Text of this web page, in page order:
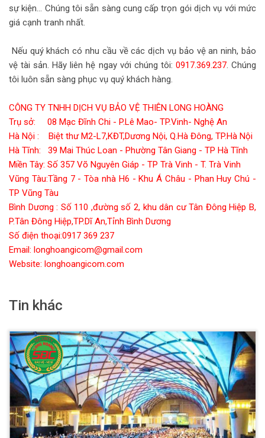
sự kiện… Chúng tôi sẵn sàng cung cấp trọn gói dịch vụ với mức
giá cạnh tranh nhất.
Nếu quý khách có nhu cầu về các dịch vụ bảo vệ an ninh, bảo
vệ tài sản. Hãy liên hệ ngay với chúng tôi: 0917.369.237. Chúng
tôi luôn sẵn sàng phục vụ quý khách hàng.
CÔNG TY TNHH DỊCH VỤ BẢO VỆ THIÊN LONG HOÀNG
Trụ sở: 08 Mạc Đĩnh Chi - P.Lê Mao- TP.Vinh- Nghệ An
Hà Nội : Biệt thư M2-L7,KĐT,Dương Nội, Q.Hà Đông, TP.Hà Nội
Hà Tĩnh: 39 Mai Thúc Loan - Phường Tân Giang - TP Hà Tĩnh
Miền Tây: Số 357 Võ Nguyên Giáp - TP Trà Vinh - T. Trà Vinh
Vũng Tàu:Tầng 7 - Tòa nhà H6 - Khu Á Châu - Phan Huy Chú -
TP Vũng Tàu
Bình Dương : Số 110 ,đường số 2, khu dân cư Tân Đông Hiệp B,
P.Tân Đông Hiệp,TP.Dĩ An,Tỉnh Bình Dương
Số điện thoại:0917 369 237
Email: longhoangicom@gmail.com
Website: longhoangicom.com
Tin khác